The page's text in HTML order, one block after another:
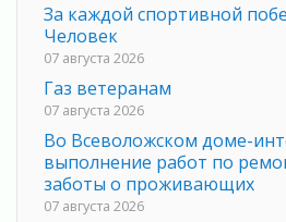
За каждой спортивной
Человек
07 августа 2026
Газ ветеранам
07 августа 2026
Во Всеволожском доме-
выполнение работ по
заботы о проживающих
07 августа 2026